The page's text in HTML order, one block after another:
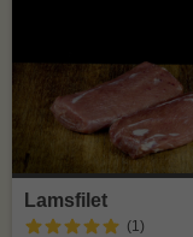
Lamsfilet
(1)